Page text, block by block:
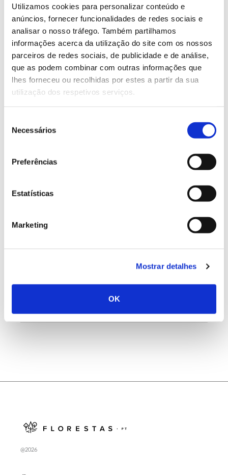
Utilizamos cookies para personalizar conteúdo e
anúncios, fornecer funcionalidades de redes sociais e
analisar o nosso tráfego. Também partilhamos
informações acerca da utilização do site com os nossos
parceiros de redes sociais, de publicidade e de análise,
que as podem combinar com outras informações que
lhes forneceu ou recolhidas por estes a partir da sua
utilização dos respetivos serviços.
Necessários
Preferências
Estatísticas
Marketing
Mostrar detalhes
OK
International Farming Systems Association(IFSA) e a
International Union of Forest Research Organizations
(IUFRO). Asinscrições são gratuitas.
Saiba mais sobre este webinar
13.07.2026
conhecer para conservar
Registar galhas de Trichi em acácia-das-espigas:
Natureza e florestas procuram jovens voluntários
@2026